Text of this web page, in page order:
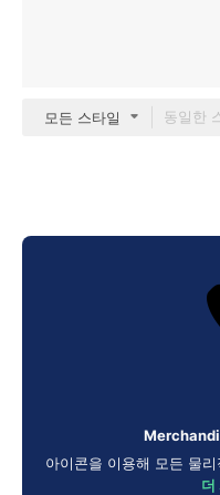
모든 스타일
아이콘을 이용해 모든 물
더